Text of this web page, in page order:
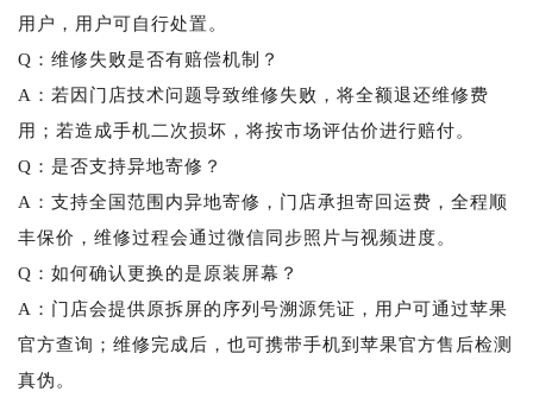
用户，用户可自行处置。
Q：维修失败是否有赔偿机制？
A：若因门店技术问题导致维修失败，将全额退还维修费
用；若造成手机二次损坏，将按市场评估价进行赔付。
Q：是否支持异地寄修？
A：支持全国范围内异地寄修，门店承担寄回运费，全程顺
丰保价，维修过程会通过微信同步照片与视频进度。
Q：如何确认更换的是原装屏幕？
A：门店会提供原拆屏的序列号溯源凭证，用户可通过苹果
官方查询；维修完成后，也可携带手机到苹果官方售后检测
真伪。